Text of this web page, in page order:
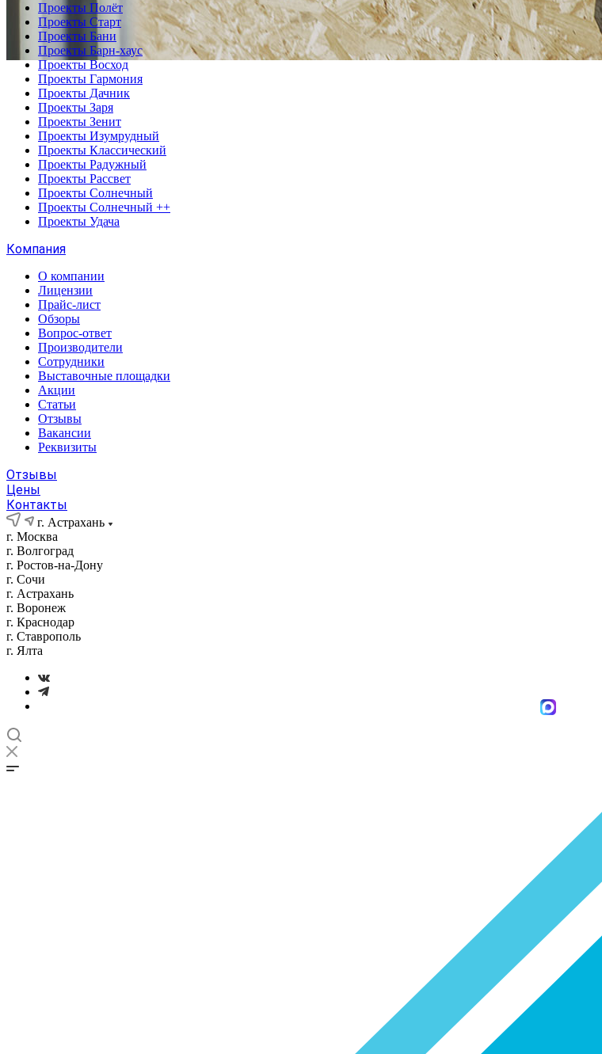
Проекты Полёт
Проекты Старт
Проекты Бани
Проекты Барн-хаус
Проекты Восход
Проекты Гармония
Проекты Дачник
Проекты Заря
Проекты Зенит
Проекты Изумрудный
Проекты Классический
Проекты Радужный
Проекты Рассвет
Проекты Солнечный
Проекты Солнечный ++
Проекты Удача
Компания
О компании
Лицензии
Прайс-лист
Обзоры
Вопрос-ответ
Производители
Сотрудники
Выставочные площадки
Акции
Статьи
Отзывы
Вакансии
Реквизиты
Отзывы
Цены
Контакты
г. Астрахань
г. Москва
г. Волгоград
г. Ростов-на-Дону
г. Сочи
г. Астрахань
г. Воронеж
г. Краснодар
г. Ставрополь
г. Ялта